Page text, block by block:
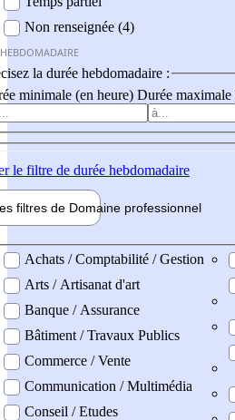
Non renseignée (4)
la durée hebdomadaire :
minimale (en heure) Durée maximale
le filtre de durée hebdomadaire
filtres de Domaine professionnel
professionel
Achats / Comptabilité / Gestion
Arts / Artisanat d'art
Banque / Assurance
Bâtiment / Travaux Publics
Commerce / Vente
Communication / Multimédia
Conseil / Etudes